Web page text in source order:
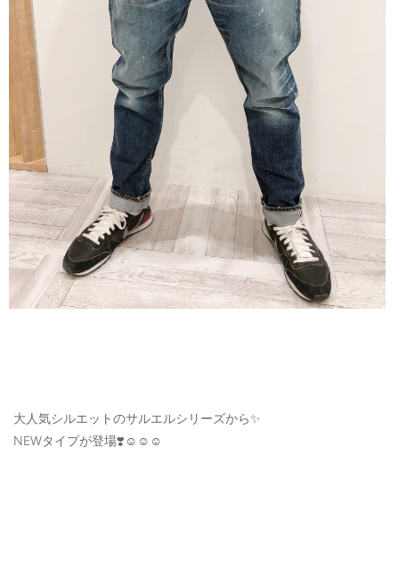
新規会員登録
お買い物カゴ
ご利用ガイド
特定商取引法に基づく表記
ご利用規約
お問い合わせ
大人気シルエットのサルエルシリーズから✨
NEWタイプが登場❣️☺️☺️☺️